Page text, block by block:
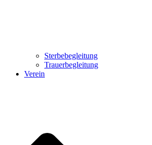
Sterbebegleitung
Trauerbegleitung
Verein